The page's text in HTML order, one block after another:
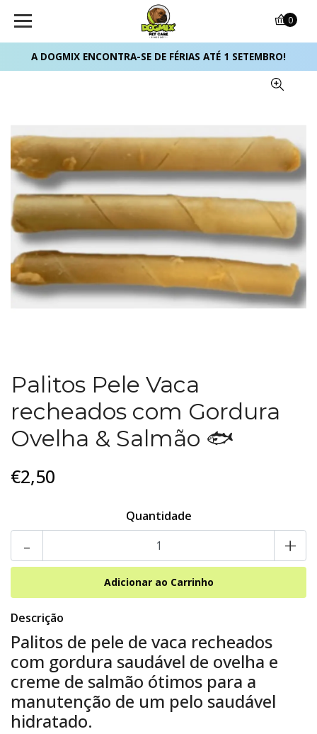
A DOGMIX ENCONTRA-SE DE FÉRIAS ATÉ 1 SETEMBRO!
0
Palitos Pele Vaca
recheados com Gordura
Ovelha & Salmão 🐟
€2,50
Quantidade
- +
Descrição
Palitos de pele de vaca recheados
com gordura saudável de ovelha e
creme de salmão ótimos para a
manutenção de um pelo saudável
hidratado.